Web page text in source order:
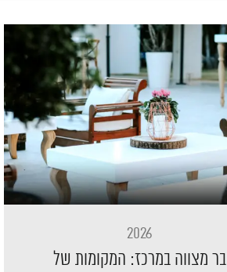
2026
בר מצווה במרכז: המקומות של